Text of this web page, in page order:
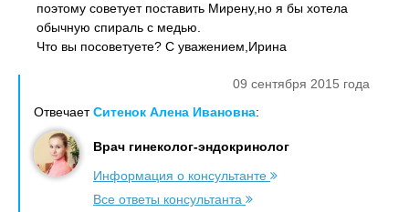
поэтому советует поставить Мирену,но я бы хотела
обычную спираль с медью.
Что вы посоветуете? С уважением,Ирина
09 сентября 2015 года
ОтвечаетСитенок Алена Ивановна:
Врач гинеколог-эндокринолог
Информация о консультанте
Все ответы консультанта